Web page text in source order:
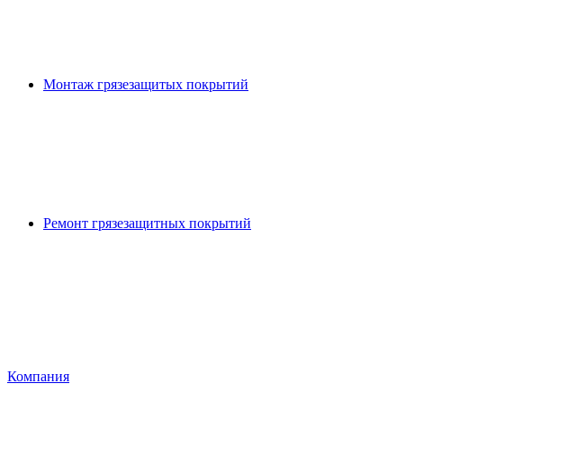
Монтаж грязезащитых покрытий
Ремонт грязезащитных покрытий
Компания